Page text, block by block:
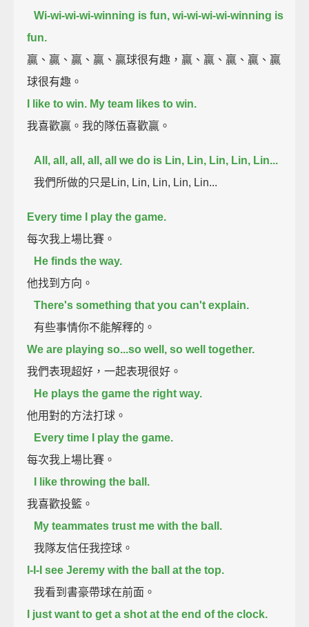
Wi-wi-wi-wi-winning is fun, wi-wi-wi-wi-winning is
fun.
贏、贏、贏、贏、贏球很有趣，贏、贏、贏、贏、贏
球很有趣。
I like to win. My team likes to win.
我喜歡贏。我的隊伍喜歡贏。
All, all, all, all, all we do is Lin, Lin, Lin, Lin, Lin...
我們所做的只是Lin, Lin, Lin, Lin, Lin...
Every time I play the game.
每次我上場比賽。
He finds the way.
他找到方向。
There's something that you can't explain.
有些事情你不能解釋的。
We are playing so...so well, so well together.
我們表現超好，一起表現很好。
He plays the game the right way.
他用對的方法打球。
Every time I play the game.
每次我上場比賽。
I like throwing the ball.
我喜歡投籃。
My teammates trust me with the ball.
我隊友信任我控球。
I-I-I see Jeremy with the ball at the top.
我看到書豪帶球在前面。
I just want to get a shot at the end of the clock.